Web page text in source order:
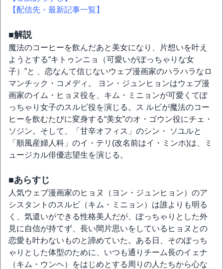
【配信先・最新記事一覧】
■解説
魔法のコーヒーを飲んだあと美女になり、片想いを叶え
ようとする“キトゥンニョ（可愛いがぽっちゃりな女
子）”と 、恋なんて信じないウェブ漫画家のハラハラなロ
マンチック・コメディ。 ヨン・ジュンヒョンはウェブ漫
画家のイム・ヒョヌ役を、キム・ミニョンが可愛くてぽ
っちゃり女子のスルビ役を演じる。ス ルビが魔法のコー
ヒーを飲むたびに変身する“美女”のオ・ゴウン役にチェ・
ソジン。そして、「甘辛オフィス」のシン・ ソユルと
「順風産婦人科」のイ・テリ(改名前はイ・ミンホ)は、ミ
ュージカル俳優志望生を演じる。
■あらすじ
人気ウェブ漫画家のヒョヌ（ヨン・ジュンヒョン）のア
シスタントのスルビ（キム・ミニョン）は誰よりも明る
く、気遣いができる性格美人だが、ぽっちゃりとした外
見に自信が持てず、長い間片思いをしているヒョヌとの
恋愛も叶わないものと諦めていた。ある日、そのぽっち
ゃりとした体型のために、いつも通りチーム長のイェナ
（キム・ウンヘ）をはじめとする周りの人たちから心な